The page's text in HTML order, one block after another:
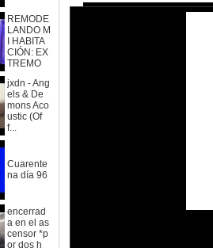
REMODE
LANDO M
I HABITA
CIÓN: EX
TREMO
jxdn - Ang
els & De
mons Aco
ustic (Of
f...
Cuarente
na día 96
encerrad
a en el as
censor *p
or dos h